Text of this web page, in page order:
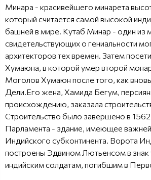
Минара - красивейшего минарета
который считается самой высокой
башней в мире. Кутаб Минар - один из
свидетельствующих о гениальности
архитекторов тех времен. Затем
Хумаюна, в которой умер второй
Моголов Хумаюн после того, как
Дели.Его жена, Хамида Бегум,
происхождению, заказала
Строительство было завершено в
Парламента - здание, имеющее
Индийского субконтинента. Ворота
построены Эдвином Лютьенсом в знак
индийским солдатам, погибшим в